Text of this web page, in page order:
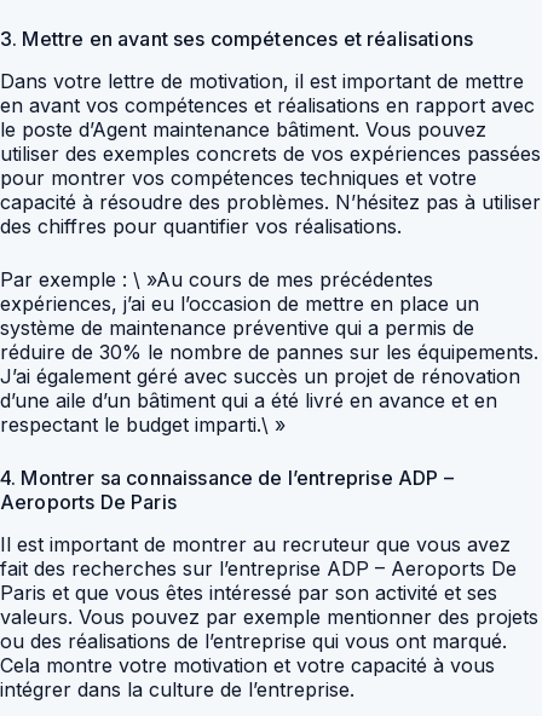
3. Mettre en avant ses compétences et réalisations
Dans votre lettre de motivation, il est important de mettre
en avant vos compétences et réalisations en rapport avec
le poste d’Agent maintenance bâtiment. Vous pouvez
utiliser des exemples concrets de vos expériences passées
pour montrer vos compétences techniques et votre
capacité à résoudre des problèmes. N’hésitez pas à utiliser
des chiffres pour quantifier vos réalisations.
Par exemple : \ »Au cours de mes précédentes
expériences, j’ai eu l’occasion de mettre en place un
système de maintenance préventive qui a permis de
réduire de 30% le nombre de pannes sur les équipements.
J’ai également géré avec succès un projet de rénovation
d’une aile d’un bâtiment qui a été livré en avance et en
respectant le budget imparti.\ »
4. Montrer sa connaissance de l’entreprise ADP –
Aeroports De Paris
Il est important de montrer au recruteur que vous avez
fait des recherches sur l’entreprise ADP – Aeroports De
Paris et que vous êtes intéressé par son activité et ses
valeurs. Vous pouvez par exemple mentionner des projets
ou des réalisations de l’entreprise qui vous ont marqué.
Cela montre votre motivation et votre capacité à vous
intégrer dans la culture de l’entreprise.